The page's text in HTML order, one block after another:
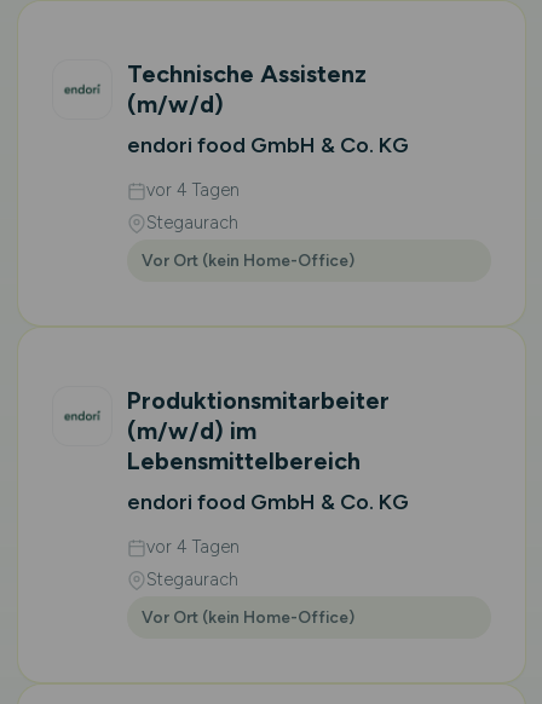
Technische Assistenz
(m/w/d)
endori food GmbH & Co. KG
vor 4 Tagen
Stegaurach
Vor Ort (kein Home-Office)
Produktionsmitarbeiter
(m/w/d) im
Lebensmittelbereich
endori food GmbH & Co. KG
vor 4 Tagen
Stegaurach
Vor Ort (kein Home-Office)